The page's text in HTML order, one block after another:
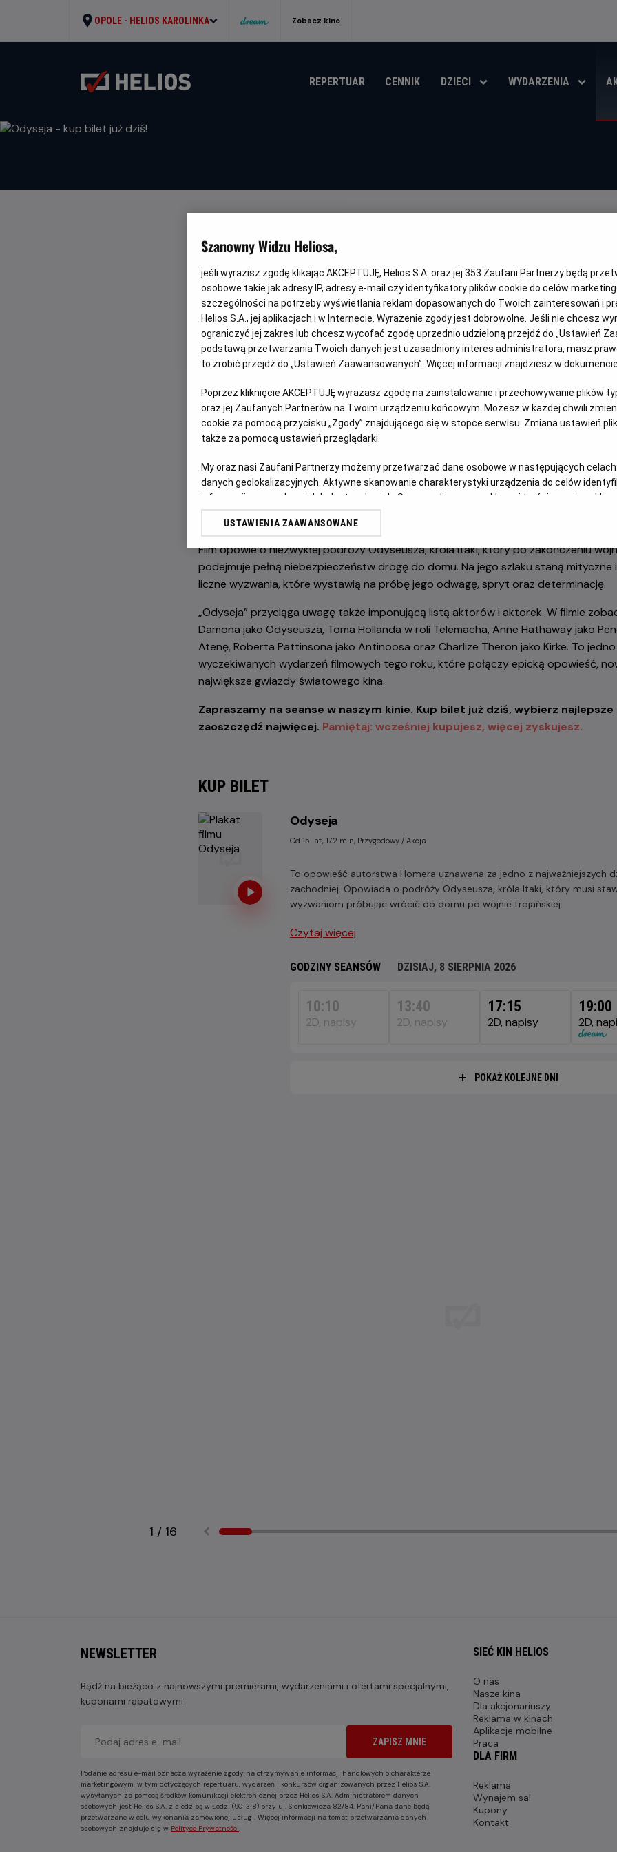
OPOLE - HELIOS KAROLINKA Zobacz kino
REPERTUAR CENNIK DZIECI WYDARZENIA
ODYSEJA - KUP BILET JUŻ DZIŚ!
WRÓĆ DO AKTUALNOŚCI
Wyrusz w epicką podróż z Odyseuszem w najnowszym filmie Christophera
Po ogromnym sukcesie „Oppenheimera”, nagrodzonego siedmioma Oscarami®,
powraca z kolejnym wielkim widowiskiem. Tym razem jeden z najbardziej cenionych
literatury.
Film opowie o niezwykłej podróży Odyseusza, króla Itaki, który po zakończeniu
podejmuje pełną niebezpieczeństw drogę do domu. Na jego szlaku staną
liczne wyzwania, które wystawią na próbę jego odwagę, spryt oraz determinację.
„Odyseja” przyciąga uwagę także imponującą listą aktorów i aktorek. W filmie
Damona jako Odyseusza, Toma Hollanda w roli Telemacha, Anne Hathaway jako
Atenę, Roberta Pattinsona jako Antinoosa oraz Charlize Theron jako Kirke. To
wyczekiwanych wydarzeń filmowych tego roku, które połączy epicką opowieść,
największe gwiazdy światowego kina.
Zapraszamy na seanse w naszym kinie. Kup bilet już dziś, wybierz
zaoszczędź najwięcej. Pamiętaj: wcześniej kupujesz, więcej zyskujesz.
KUP BILET
Odyseja
Od 15 lat, 172 min, Przygodowy / Akcja
To opowieść autorstwa Homera uznawana za jedno z najważniejszych
zachodniej. Opowiada o podróży Odyseusza, króla Itaki, który musi
wyzwaniom próbując wrócić do domu po wojnie trojańskiej.
Czytaj więcej
GODZINY SEANSÓW
DZISIAJ, 8 SIERPNIA 2026
SIERPNIA
2026
10:10
2D, napisy
13:40
2D, napisy
17:15
2D, napisy
19:00
2D,
POKAŻ KOLEJNE DNI
1 / 16
NEWSLETTER
Bądź na bieżąco z najnowszymi premierami, wydarzeniami i ofertami specjalnymi,
kuponami rabatowymi
ZAPISZ MNIE
Podanie adresu e-mail oznacza wyrażenie zgody na otrzymywanie informacji handlowych o charakterze
marketingowym, w tym dotyczących repertuaru, wydarzeń i konkursów organizowanych przez Helios S.A.
wysyłanych za pomocą środków komunikacji elektronicznej przez Helios S.A. Administratorem danych
osobowych jest Helios S.A. z siedzibą w Łodzi (90-318) przy ul. Sienkiewicza 82/84. Pani/Pana dane będą
przetwarzane w celu wykonania zamówionej usługi. Więcej informacji na temat przetwarzania danych
osobowych znajduje się w Polityce Prywatności
SIEĆ KIN HELIOS
O nas
Nasze kina
Dla akcjonariuszy
Reklama w kinach
Aplikacje mobilne
Praca
DLA FIRM
Reklama
Wynajem sal
Kupony
Kontakt
Szanowny Widzu Heliosa,
jeśli wyrazisz zgodę klikając AKCEPTUJĘ, Helios S.A. oraz jej 353 Zaufani Partnerzy będą
osobowe takie jak adresy IP, adresy e-mail czy identyfikatory plików cookie do celów
szczególności na potrzeby wyświetlania reklam dopasowanych do Twoich zainteresowań i
Helios S.A., jej aplikacjach i w Internecie. Wyrażenie zgody jest dobrowolne. Jeśli nie chcesz
ograniczyć jej zakres lub chcesz wycofać zgodę uprzednio udzieloną przejdź do „Ustawień
podstawą przetwarzania Twoich danych jest uzasadniony interes administratora, masz
to zrobić przejdź do „Ustawień Zaawansowanych”. Więcej informacji znajdziesz w
Poprzez kliknięcie AKCEPTUJĘ wyrażasz zgodę na zainstalowanie i przechowywanie plików
oraz jej Zaufanych Partnerów na Twoim urządzeniu końcowym. Możesz w każdej chwili
cookie za pomocą przycisku „Zgody” znajdującego się w stopce serwisu. Zmiana ustawień
także za pomocą ustawień przeglądarki.
My oraz nasi Zaufani Partnerzy możemy przetwarzać dane osobowe w następujących
danych geolokalizacyjnych. Aktywne skanowanie charakterystyki urządzenia do celów
informacji na urządzeniu lub dostęp do nich. Spersonalizowane reklamy i treści, pomiar
odbiorców i ulepszanie usług.
USTAWIENIA ZAAWANSOWANE